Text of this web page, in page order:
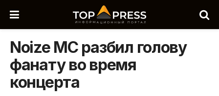
Noize MC разбил голову
фанату во время
концерта